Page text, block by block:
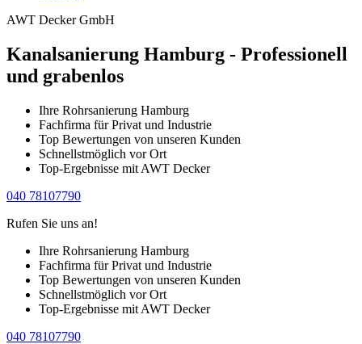
AWT Decker GmbH
Kanalsanierung Hamburg - Professionell
und grabenlos
Ihre Rohrsanierung Hamburg
Fachfirma für Privat und Industrie
Top Bewertungen von unseren Kunden
Schnellstmöglich vor Ort
Top-Ergebnisse mit AWT Decker
040 78107790
Rufen Sie uns an!
Ihre Rohrsanierung Hamburg
Fachfirma für Privat und Industrie
Top Bewertungen von unseren Kunden
Schnellstmöglich vor Ort
Top-Ergebnisse mit AWT Decker
040 78107790